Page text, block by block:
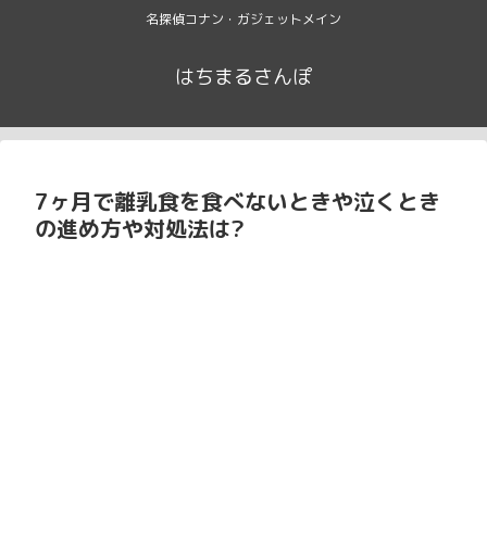
名探偵コナン・ガジェットメイン
はちまるさんぽ
7ヶ月で離乳食を食べないときや泣くとき
の進め方や対処法は?